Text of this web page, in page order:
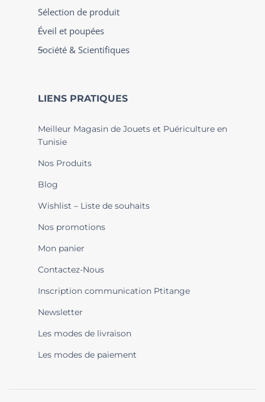
Sélection de produit
Éveil et poupées
Société & Scientifiques
LIENS PRATIQUES
Meilleur Magasin de Jouets et Puériculture en
Tunisie
Nos Produits
Blog
Wishlist – Liste de souhaits
Nos promotions
Mon panier
Contactez-Nous
Inscription communication Ptitange
Newsletter
Les modes de livraison
Les modes de paiement